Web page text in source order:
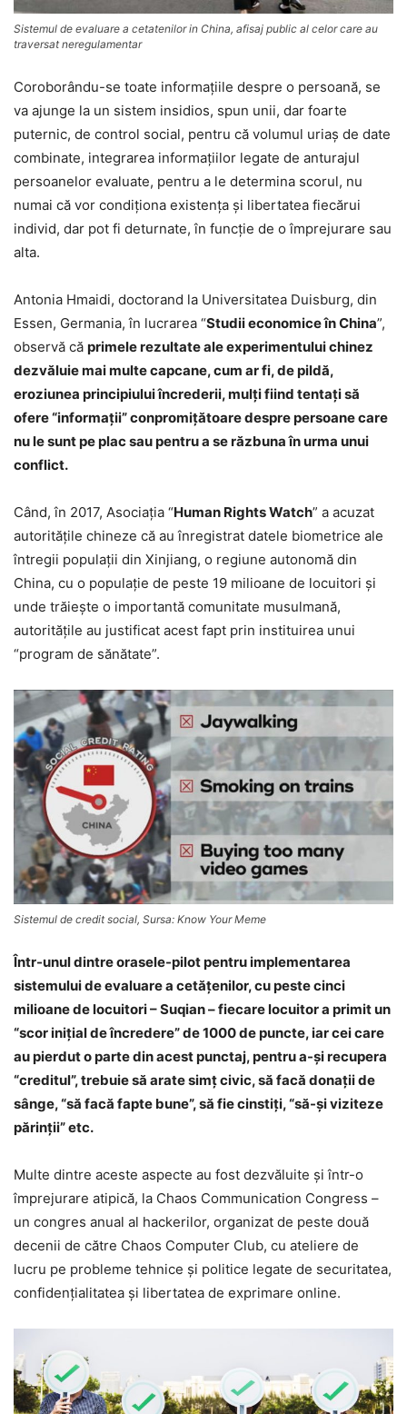
Sistemul de evaluare a cetatenilor in China, afisaj public al celor care au
traversat neregulamentar
Coroborându-se toate informaţiile despre o persoană, se
va ajunge la un sistem insidios, spun unii, dar foarte
puternic, de control social, pentru că volumul uriaş de date
combinate, integrarea informaţiilor legate de anturajul
persoanelor evaluate, pentru a le determina scorul, nu
numai că vor condiţiona existenţa şi libertatea fiecărui
individ, dar pot fi deturnate, în funcţie de o împrejurare sau
alta.
Antonia Hmaidi, doctorand la Universitatea Duisburg, din
Essen, Germania, în lucrarea “Studii economice în China”,
observă că primele rezultate ale experimentului chinez
dezvăluie mai multe capcane, cum ar fi, de pildă,
eroziunea principiului încrederii, mulţi fiind tentaţi să
ofere “informaţii” conpromiţătoare despre persoane care
nu le sunt pe plac sau pentru a se răzbuna în urma unui
conflict.
Când, în 2017, Asociaţia “Human Rights Watch” a acuzat
autorităţile chineze că au înregistrat datele biometrice ale
întregii populaţii din Xinjiang, o regiune autonomă din
China, cu o populaţie de peste 19 milioane de locuitori şi
unde trăieşte o importantă comunitate musulmană,
autorităţile au justificat acest fapt prin instituirea unui
“program de sănătate”.
Sistemul de credit social, Sursa: Know Your Meme
Într-unul dintre orasele-pilot pentru implementarea
sistemului de evaluare a cetăţenilor, cu peste cinci
milioane de locuitori – Suqian – fiecare locuitor a primit un
“scor iniţial de încredere” de 1000 de puncte, iar cei care
au pierdut o parte din acest punctaj, pentru a-şi recupera
“creditul”, trebuie să arate simţ civic, să facă donaţii de
sânge, “să facă fapte bune”, să fie cinstiţi, “să-şi viziteze
părinţii” etc.
Multe dintre aceste aspecte au fost dezvăluite şi într-o
împrejurare atipică, la Chaos Communication Congress –
un congres anual al hackerilor, organizat de peste două
decenii de către Chaos Computer Club, cu ateliere de
lucru pe probleme tehnice şi politice legate de securitatea,
confidenţialitatea şi libertatea de exprimare online.